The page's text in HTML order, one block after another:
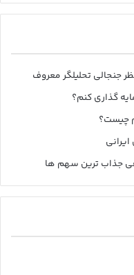
جنجالی تحلیلگر معروف
گذاری کنم؟
چیست؟
جذاب ترین سهم ها